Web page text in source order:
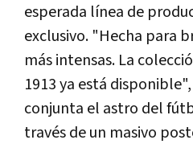
esperada línea de
exclusivo. "Hecha para
más intensas. La
1913 ya está
conjunta el astro del
través de un masivo